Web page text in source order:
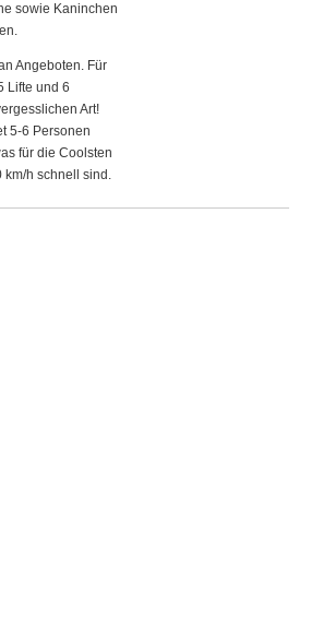
sowie Kaninchen
Angeboten. Für
Lifte und 6
Art!
5-6 Personen
für die Coolsten
km/h schnell sind.